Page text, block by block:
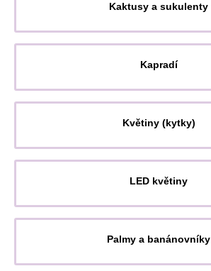
Kaktusy a sukulenty
Kapradí
Květiny (kytky)
LED květiny
Palmy a banánovníky